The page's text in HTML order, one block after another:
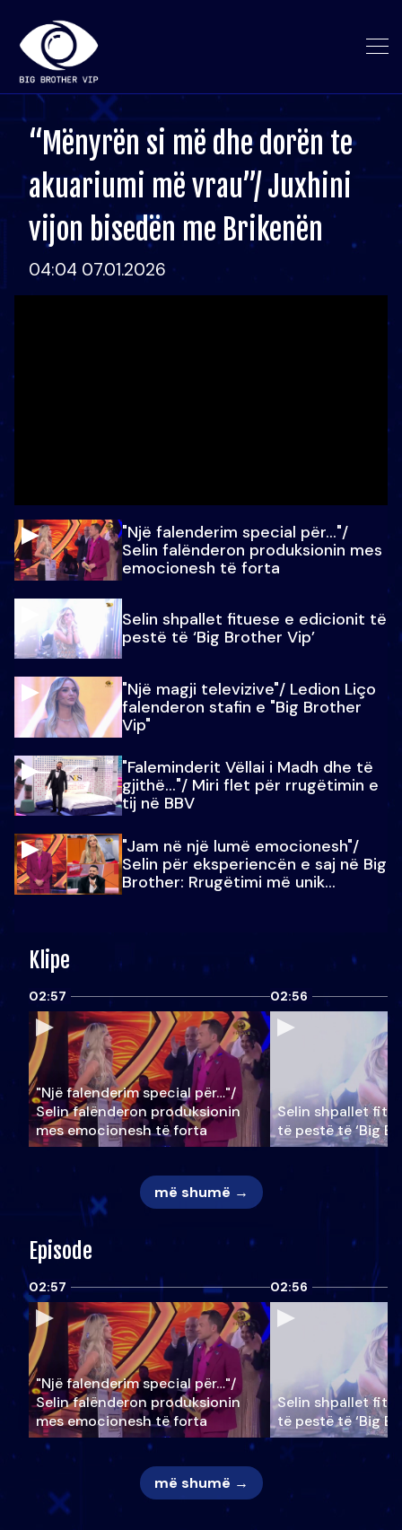
“Mënyrën si më dhe dorën te
akuariumi më vrau”/ Juxhini
vijon bisedën me Brikenën
04:04 07.01.2026
"Një falenderim special për…"/
Selin falënderon produksionin mes
emocionesh të forta
Selin shpallet fituese e edicionit të
pestë të ‘Big Brother Vip’
"Një magji televizive"/ Ledion Liço
falenderon stafin e "Big Brother
Vip"
"Faleminderit Vëllai i Madh dhe të
gjithë…"/ Miri flet për rrugëtimin e
tij në BBV
"Jam në një lumë emocionesh"/
Selin për eksperiencën e saj në Big
Brother: Rrugëtimi më unik…
Klipe
02:57
"Një falenderim special për…"/
Selin falënderon produksionin
mes emocionesh të forta
02:56
Selin shpallet
të pestë të ‘Big
më shumë →
Episode
02:57
"Një falenderim special për…"/
Selin falënderon produksionin
mes emocionesh të forta
02:56
Selin shpallet
të pestë të ‘Big
më shumë →